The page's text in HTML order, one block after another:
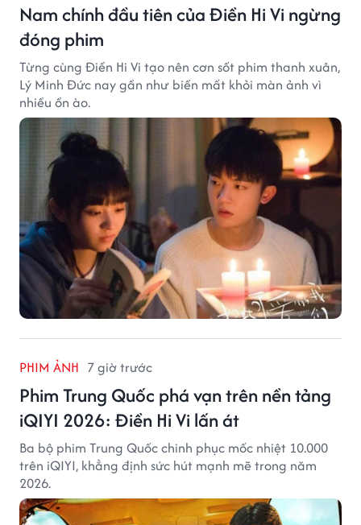
Nam chính đầu tiên của Điền Hi Vi ngừng
đóng phim
Từng cùng Điền Hi Vi tạo nên cơn sốt phim thanh xuân,
Lý Minh Đức nay gần như biến mất khỏi màn ảnh vì
nhiều ồn ào.
PHIM ẢNH 7 giờ trước
Phim Trung Quốc phá vạn trên nền tảng
iQIYI 2026: Điền Hi Vi lấn át
Ba bộ phim Trung Quốc chinh phục mốc nhiệt 10.000
trên iQIYI, khẳng định sức hút mạnh mẽ trong năm
2026.